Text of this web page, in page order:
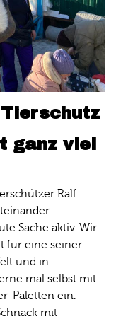
ganz viel
Ralf
Sache aktiv. Wir
für eine seiner
und in
mal selbst mit
Paletten ein.
mit